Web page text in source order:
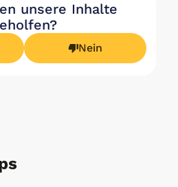
unsere Inhalte
Nein